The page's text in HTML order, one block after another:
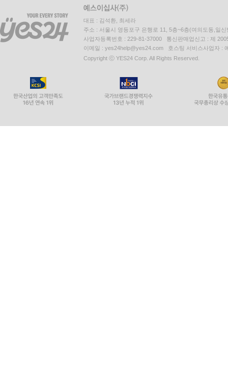
대표 : 김석환, 최세라
주소 : 서울시 영등포구 은행로 11, 5층~6층(여의도동,일신
사업자등록번호 : 229-81-37000 통신판매업신고 : 제
이메일 : yes24help@yes24.com 호스팅 서비스사업자 :
Copyright ⓒ YES24 Corp. All Rights Reserved.